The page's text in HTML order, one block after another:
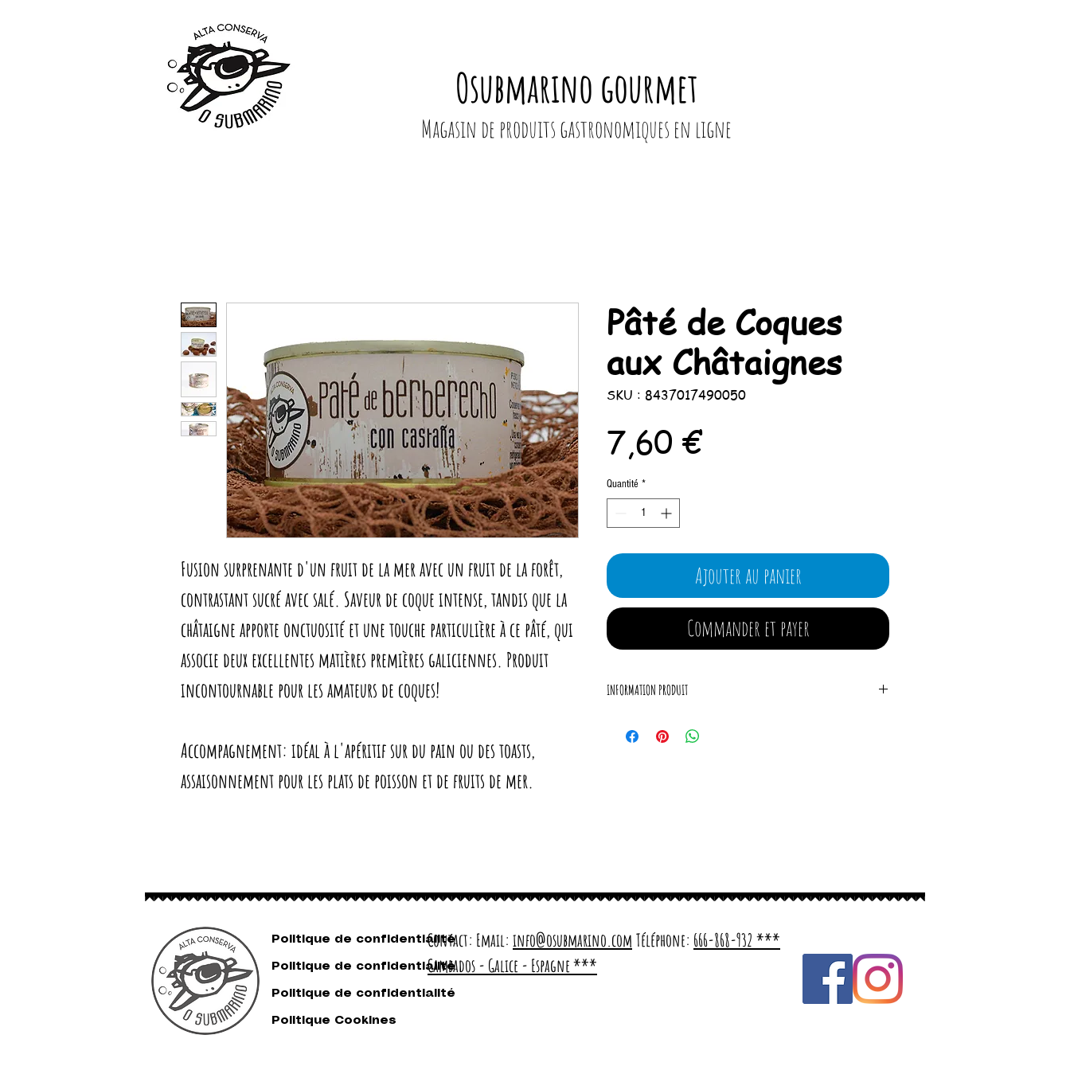
Osubmarino gourmet
Magasin de produits gastronomiques en ligne
Fusion surprenante d'un fruit de la mer avec un fruit de la forêt,
contrastant sucré avec salé. Saveur de coque intense, tandis que la
châtaigne apporte onctuosité et une touche particulière à ce pâté, qui
associe deux excellentes matières premières galiciennes. Produit
incontournable pour les amateurs de coques!
Accompagnement: idéal à l'apéritif sur du pain ou des toasts,
assaisonnement pour les plats de poisson et de fruits de mer.
Pâté de Coques
aux Châtaignes
SKU : 8437017490050
7,60 €Prix
Quantité *
Ajouter au panier
Commander et payer
INFORMATION PRODUIT
Dont sucres: 2,7g.
- Sel: 0,8 g.
Politique de confidentialité
Politique de confidentialité
Politique de confidentialité
Politique Cookines
Contact: Email: info@osubmarino.com Téléphone: 666-868-932 ***
Cambados - Galice - Espagne ***